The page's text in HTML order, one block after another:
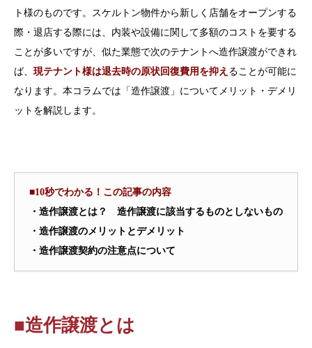
ト様のものです。スケルトン物件から新しく店舗をオープンする
際・退店する際には、内装や設備に関して多額のコストを要する
ことが多いですが、似た業態で次のテナントへ造作譲渡ができれ
ば、 現テナント様は退去時の原状回復費用を抑え ることが可能に
なります。本コラムでは「造作譲渡」についてメリット・デメリ
ットを解説します。
■10秒でわかる！この記事の内容
・造作譲渡とは？ 造作譲渡に該当するものとしないもの
・造作譲渡のメリットとデメリット
・造作譲渡契約の注意点について
■造作譲渡とは